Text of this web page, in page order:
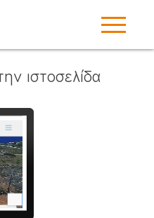
ιστοσελίδα